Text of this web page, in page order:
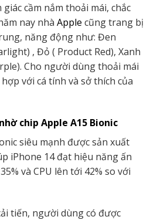
cầm nắm thoải mái, chắc
nay nhà Apple cũng trang bị
năng động như: Đen
, Đỏ ( Product Red), Xanh
Cho người dùng thoải mái
với cá tính và sở thích của
chip Apple A15 Bionic
siêu mạnh được sản xuất
iPhone 14 đạt hiệu năng ấn
và CPU lên tới 42% so với
tiến, người dùng có được